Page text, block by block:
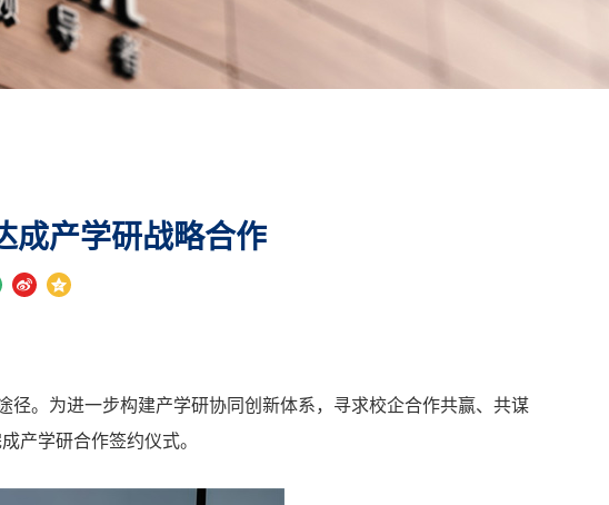
成产学研战略合作
。为进一步构建产学研协同创新体系，寻求校企合作共赢、共谋
产学研合作签约仪式。